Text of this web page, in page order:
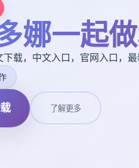
娜一起
下载，中文入口，官网入口，
了解更多